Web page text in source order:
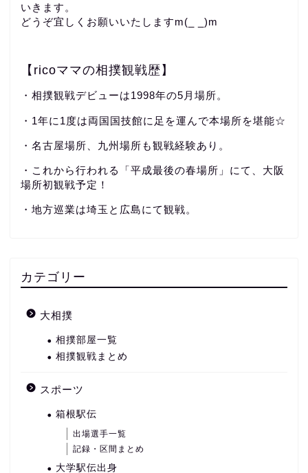
いきます。
どうぞ宜しくお願いいたしますm(_ _)m
【ricoママの相撲観戦歴】
・相撲観戦デビューは1998年の5月場所。
・1年に1度は両国国技館に足を運んで本場所を堪能☆
・名古屋場所、九州場所も観戦経験あり。
・これから行われる「平成最後の春場所」にて、大阪
場所初観戦予定！
・地方巡業は埼玉と広島にて観戦。
カテゴリー
大相撲
相撲部屋一覧
相撲観戦まとめ
スポーツ
箱根駅伝
出場選手一覧
記録・区間まとめ
大学駅伝出身